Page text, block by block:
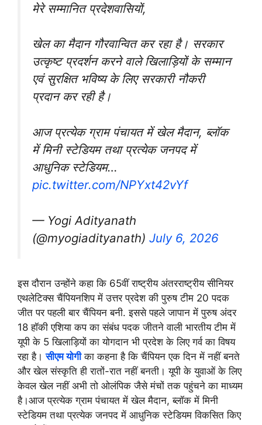
मेरे सम्मानित प्रदेशवासियों,
खेल का मैदान गौरवान्वित कर रहा है। सरकार
उत्कृष्ट प्रदर्शन करने वाले खिलाड़ियों के सम्मान
एवं सुरक्षित भविष्य के लिए सरकारी नौकरी
प्रदान कर रही है।
आज प्रत्येक ग्राम पंचायत में खेल मैदान, ब्लॉक
में मिनी स्टेडियम तथा प्रत्येक जनपद में
आधुनिक स्टेडियम…
pic.twitter.com/NPYxt42vYf
— Yogi Adityanath
(@myogiadityanath) July 6, 2026
इस दौरान उन्होंने कहा कि 65वीं राष्ट्रीय अंतरराष्ट्रीय सीनियर
एथलेटिक्स चैंपियनशिप में उत्तर प्रदेश की पुरुष टीम 20 पदक
जीत पर पहली बार चैंपियन बनी. इससे पहले जापान में पुरुष अंदर
18 हॉकी एशिया कप का संबंध पदक जीतने वाली भारतीय टीम में
यूपी के 5 खिलाड़ियों का योगदान भी प्रदेश के लिए गर्व का विषय
रहा है।सीएम योगीका कहना है कि चैंपियन एक दिन में नहीं बनते
और खेल संस्कृति ही रातों-रात नहीं बनती। यूपी के युवाओं के लिए
केवल खेल नहीं अभी तो ओलंपिक जैसे मंचों तक पहुंचने का माध्यम
है।आज प्रत्येक ग्राम पंचायत में खेल मैदान, ब्लॉक में मिनी
स्टेडियम तथा प्रत्येक जनपद में आधुनिक स्टेडियम विकसित किए